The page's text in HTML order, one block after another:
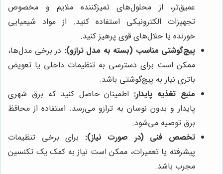
عمیق‌تر، از محلول‌های تمیزکننده ملایم و مخصوص
تجهیزات الکترونیکی استفاده کنید. از مواد شیمیایی
خورنده یا حلال‌های قوی پرهیز کنید.
پیچ‌گوشتی مناسب (بسته به مدل ترازو): در برخی مدل‌ها،
ممکن است برای دسترسی به تنظیمات داخلی یا تعویض
باتری نیاز به پیچ‌گوشتی باشد.
منبع تغذیه پایدار: اطمینان حاصل کنید که برق شهری
پایدار و بدون نوسان به ترازو می‌رسد. استفاده از محافظ
برق توصیه می‌شود.
تخصص فنی (در صورت نیاز): برای برخی تنظیمات
پیشرفته یا تعمیرات، ممکن است نیاز به کمک یک تکنسین
مجرب باشد.